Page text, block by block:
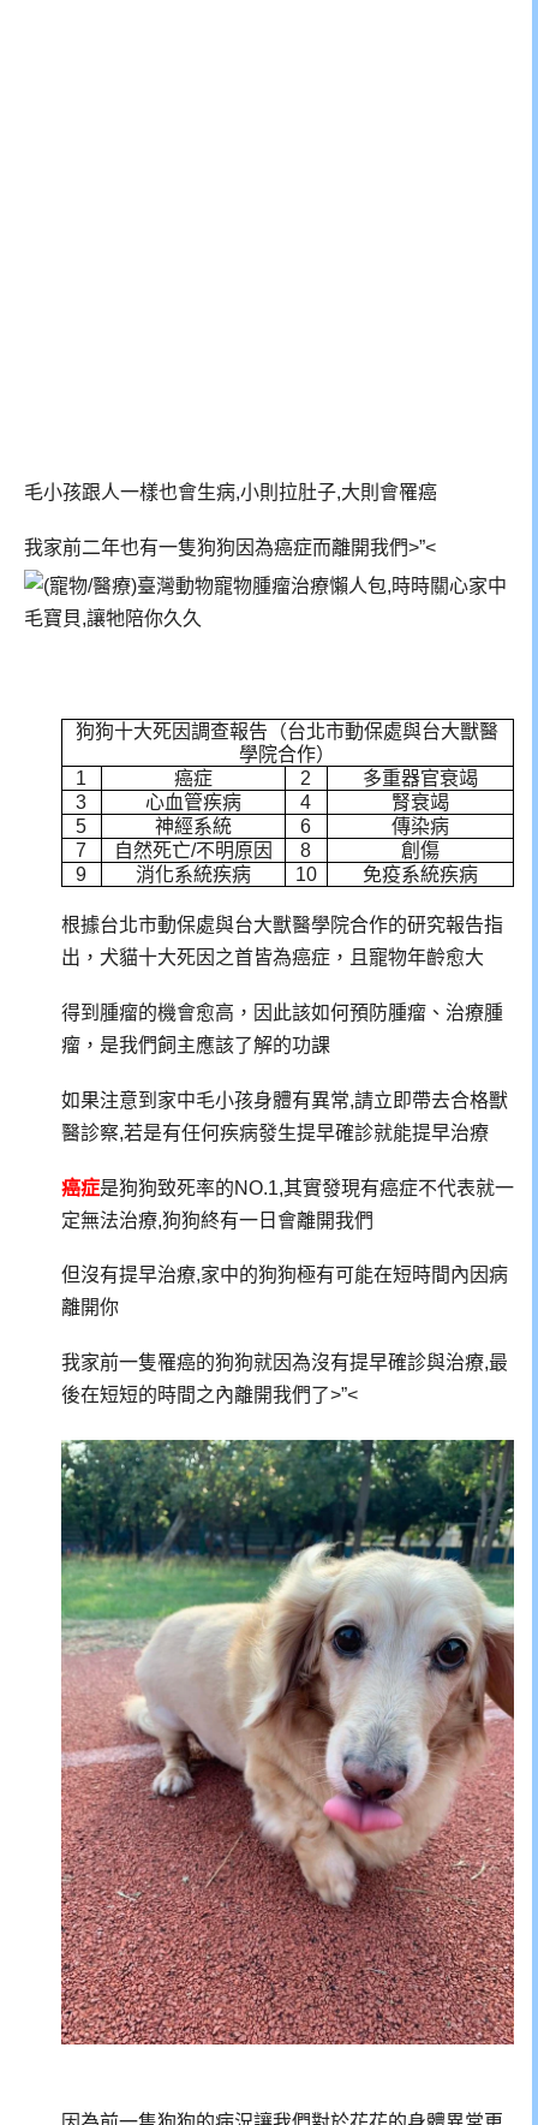
毛小孩跟人一樣也會生病,小則拉肚子,大則會罹癌
我家前二年也有一隻狗狗因為癌症而離開我們>”<
狗狗十大死因調查報告（台北市動保處與台大獸醫
學院合作）
1
癌症 2
多重器官衰竭
3
心血管疾病 4
腎衰竭
5
神經系統 6
傳染病
7
自然死亡/不明原因 8
創傷
9
消化系統疾病 10 免疫系統疾病
根據台北市動保處與台大獸醫學院合作的研究報告指
出，犬貓十大死因之首皆為癌症，且寵物年齡愈大
得到腫瘤的機會愈高，因此該如何預防腫瘤、治療腫
瘤，是我們飼主應該了解的功課
如果注意到家中毛小孩身體有異常,請立即帶去合格獸
醫診察,若是有任何疾病發生提早確診就能提早治療
癌症是狗狗致死率的NO.1,其實發現有癌症不代表就一
定無法治療,狗狗終有一日會離開我們
但沒有提早治療,家中的狗狗極有可能在短時間內因病
離開你
我家前一隻罹癌的狗狗就因為沒有提早確診與治療,最
後在短短的時間之內離開我們了>”<